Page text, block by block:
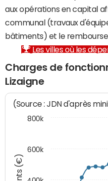
aux opérations en capital
communal (travaux
bâtiments) et le
Les villes où les
Charges de
Lizaigne
(Source : JDN d'après
600k
800k